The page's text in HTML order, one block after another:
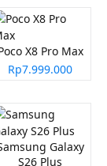
X8 Pro Max
Rp7.999.000
Galaxy
S26 Plus